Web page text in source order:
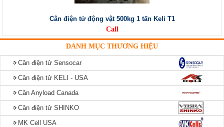
Cân điện tử động vật 500kg 1 tấn Keli T1
Call
DANH MỤC THƯƠNG HIỆU
Cân điện tử Sensocar
Cân điện tử KELI - USA
Cân Anyload Canada
Cân điện tử SHINKO
MK Cell USA